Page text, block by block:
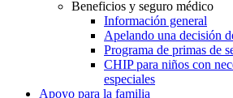
Beneficios y seguro médico
Información general
Apelando una decisión
Programa de primas de
CHIP para niños con
especiales
Apoyo para la familia